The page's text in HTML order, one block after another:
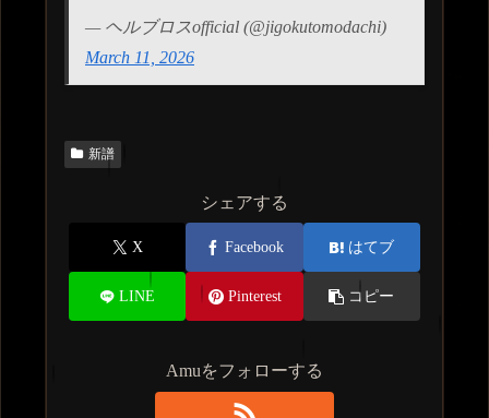
— ヘルブロスofficial (@jigokutomodachi)
March 11, 2026
新譜
シェアする
X Facebook はてブ
LINE Pinterest コピー
Amuをフォローする